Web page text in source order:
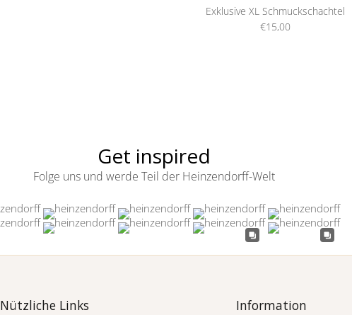
Exklusive XL Schmuckschachtel
€15,00
Get inspired
Folge uns und werde Teil der Heinzendorff-Welt
Nützliche Links Information